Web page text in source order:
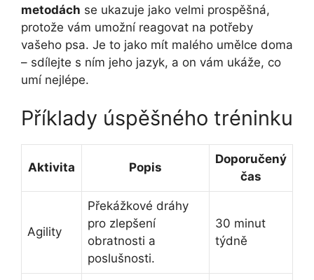
metodách se ukazuje jako velmi prospěšná,
protože vám umožní reagovat na potřeby
vašeho psa. Je to jako mít malého umělce doma
– sdílejte s‌ ním​ jeho‌ jazyk, a⁣ on ⁤vám ukáže, ⁤co
umí ​nejlépe.
Příklady úspěšného tréninku
Aktivita Popis
Doporučený
čas
Agility
Překážkové dráhy
pro zlepšení
obratnosti a
poslušnosti.
30 minut
⁤týdně